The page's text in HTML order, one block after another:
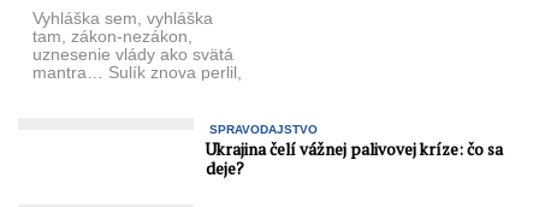
Vyhláška sem, vyhláška
tam, zákon-nezákon,
uznesenie vlády ako svätá
mantra… Sulík znova perlil,
SPRAVODAJSTVO
Ukrajina čelí vážnej palivovej kríze: čo sa
deje?